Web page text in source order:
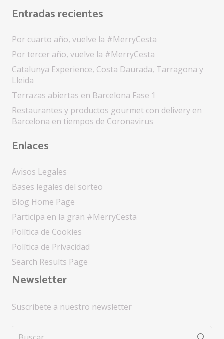
Entradas recientes
Por cuarto año, vuelve la #MerryCesta
Por tercer año, vuelve la #MerryCesta
Catalunya Experience, Costa Daurada, Tarragona y
Lleida
Terrazas abiertas en Barcelona Fase 1
Restaurantes y productos gourmet con delivery en
Barcelona en tiempos de Coronavirus
Enlaces
Avisos Legales
Bases legales del sorteo
Blog Home Page
Participa en la gran #MerryCesta
Política de Cookies
Política de Privacidad
Search Results Page
Newsletter
Suscribete a nuestro newsletter
Buscar: